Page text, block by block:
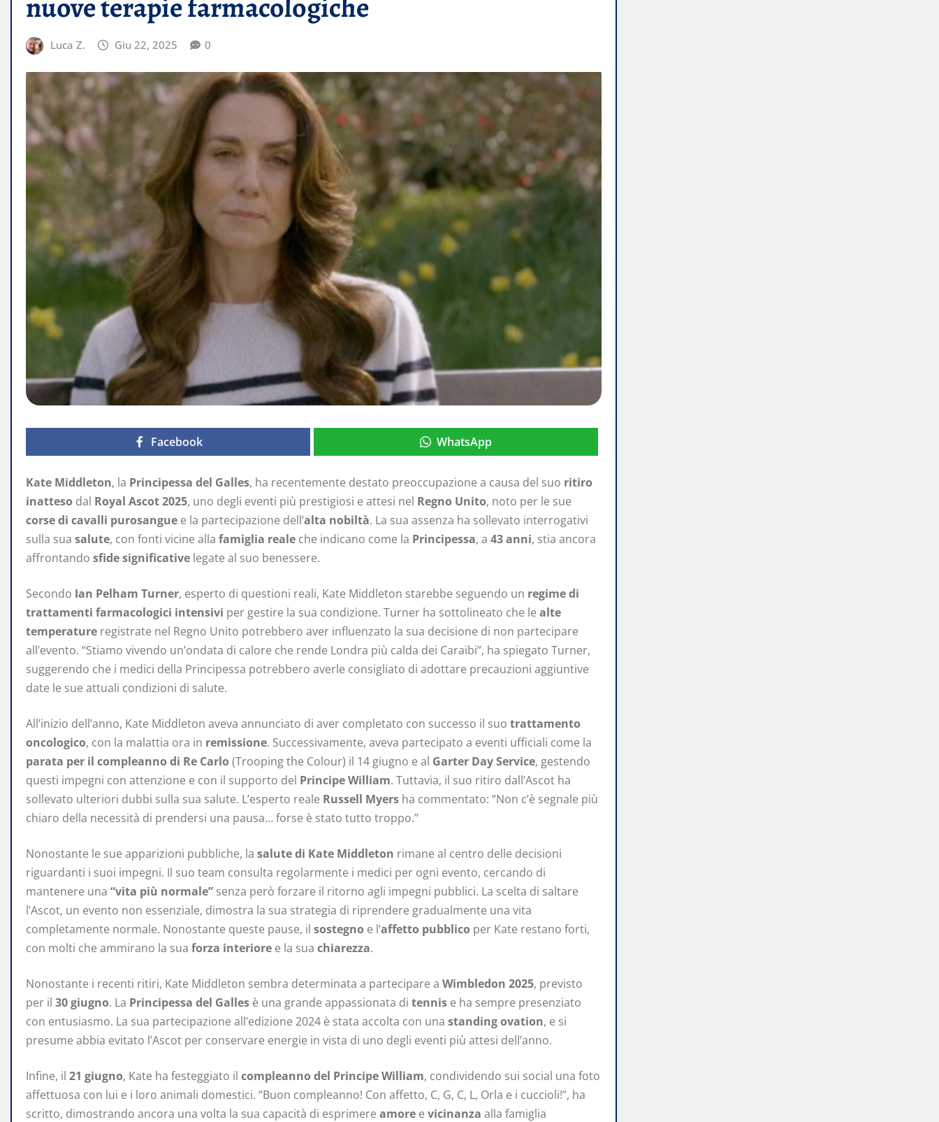
Luca Z. Giu 22, 2025 0
Facebook WhatsApp
Kate Middleton, la Principessa del Galles, ha recentemente destato preoccupazione a causa del suo ritiro
inatteso dal Royal Ascot 2025, uno degli eventi più prestigiosi e attesi nel Regno Unito, noto per le sue
corse di cavalli purosangue e la partecipazione dell’alta nobiltà. La sua assenza ha sollevato interrogativi
sulla sua salute, con fonti vicine alla famiglia reale che indicano come la Principessa, a 43 anni, stia ancora
affrontando sfide significative legate al suo benessere.
Secondo Ian Pelham Turner, esperto di questioni reali, Kate Middleton starebbe seguendo un regime di
trattamenti farmacologici intensivi per gestire la sua condizione. Turner ha sottolineato che le alte
temperature registrate nel Regno Unito potrebbero aver influenzato la sua decisione di non partecipare
all’evento. “Stiamo vivendo un’ondata di calore che rende Londra più calda dei Caraibi”, ha spiegato Turner,
suggerendo che i medici della Principessa potrebbero averle consigliato di adottare precauzioni aggiuntive
date le sue attuali condizioni di salute.
All’inizio dell’anno, Kate Middleton aveva annunciato di aver completato con successo il suo trattamento
oncologico, con la malattia ora in remissione. Successivamente, aveva partecipato a eventi ufficiali come la
parata per il compleanno di Re Carlo (Trooping the Colour) il 14 giugno e al Garter Day Service, gestendo
questi impegni con attenzione e con il supporto del Principe William. Tuttavia, il suo ritiro dall’Ascot ha
sollevato ulteriori dubbi sulla sua salute. L’esperto reale Russell Myers ha commentato: “Non c’è segnale più
chiaro della necessità di prendersi una pausa… forse è stato tutto troppo.”
Nonostante le sue apparizioni pubbliche, la salute di Kate Middleton rimane al centro delle decisioni
riguardanti i suoi impegni. Il suo team consulta regolarmente i medici per ogni evento, cercando di
mantenere una “vita più normale” senza però forzare il ritorno agli impegni pubblici. La scelta di saltare
l’Ascot, un evento non essenziale, dimostra la sua strategia di riprendere gradualmente una vita
completamente normale. Nonostante queste pause, il sostegno e l’affetto pubblico per Kate restano forti,
con molti che ammirano la sua forza interiore e la sua chiarezza.
Nonostante i recenti ritiri, Kate Middleton sembra determinata a partecipare a Wimbledon 2025, previsto
per il 30 giugno. La Principessa del Galles è una grande appassionata di tennis e ha sempre presenziato
con entusiasmo. La sua partecipazione all’edizione 2024 è stata accolta con una standing ovation, e si
presume abbia evitato l’Ascot per conservare energie in vista di uno degli eventi più attesi dell’anno.
Infine, il 21 giugno, Kate ha festeggiato il compleanno del Principe William, condividendo sui social una foto
affettuosa con lui e i loro animali domestici. “Buon compleanno! Con affetto, C, G, C, L, Orla e i cuccioli!”, ha
scritto, dimostrando ancora una volta la sua capacità di esprimere amore e vicinanza alla famiglia